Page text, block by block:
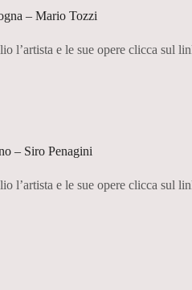
– Mario Tozzi
l’artista e le sue opere clicca sul
– Siro Penagini
l’artista e le sue opere clicca sul